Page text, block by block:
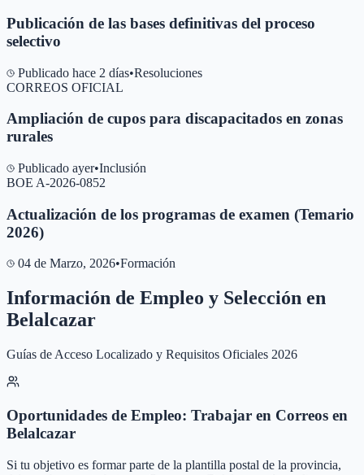
Publicación de las bases definitivas del proceso
selectivo
Publicado hace 2 días•Resoluciones
CORREOS OFICIAL
Ampliación de cupos para discapacitados en zonas
rurales
Publicado ayer•Inclusión
BOE A-2026-0852
Actualización de los programas de examen (Temario
2026)
04 de Marzo, 2026•Formación
Información de Empleo y Selección en
Belalcazar
Guías de Acceso Localizado y Requisitos Oficiales 2026
Oportunidades de Empleo: Trabajar en Correos en
Belalcazar
Si tu objetivo es formar parte de la plantilla postal de la provincia,